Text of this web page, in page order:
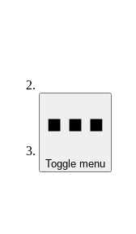
Toggle menu